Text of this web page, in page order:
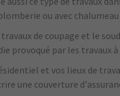
ou avec
travaux de coupage et le
provoqué par les travaux à
et vos lieux de
une couverture